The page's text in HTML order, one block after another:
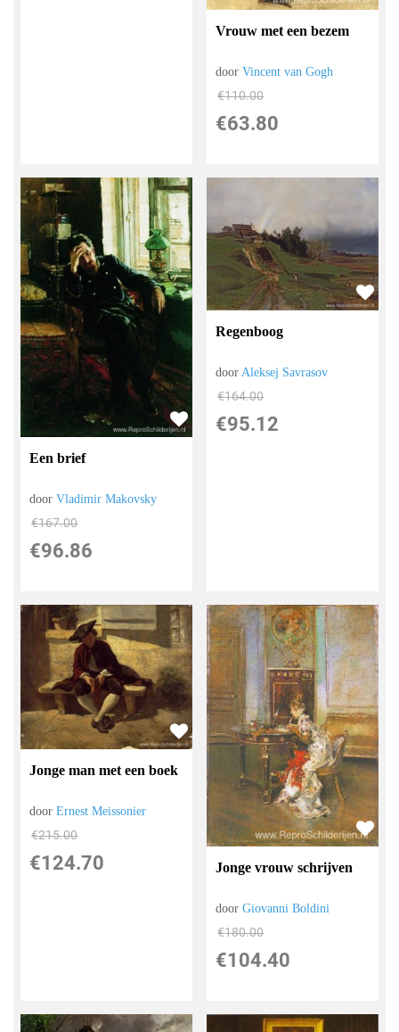
Vrouw met een bezem
doorVincent van Gogh
€110.00
€63.80
Een brief
doorVladimir Makovsky
€167.00
€96.86
Regenboog
doorAleksej Savrasov
€164.00
€95.12
Jonge man met een boek
doorErnest Meissonier
€215.00
€124.70 Jonge vrouw schrijven
doorGiovanni Boldini
€180.00
€104.40